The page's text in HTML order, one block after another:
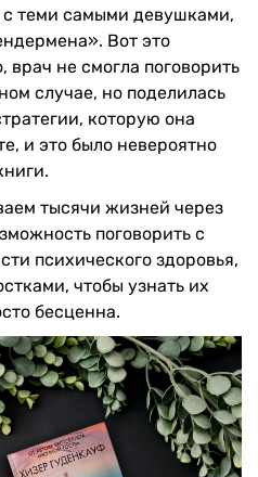
теми самыми девушками,
Вот это
врач не смогла поговорить
случае, но поделилась
которую она
и это было невероятно
тысячи жизней через
поговорить с
психического здоровья,
чтобы узнать их
бесценна.